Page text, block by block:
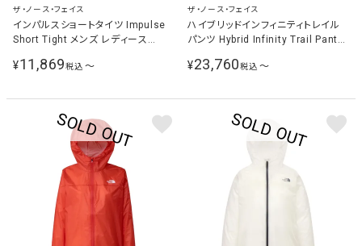
ザ・ノース・フェイス
インパルスショートタイツ Impulse
Short Tight メンズ レディース
¥11,869税込 〜
ザ・ノース・フェイス
ハイブリッドインフィニティトレイル
パンツ Hybrid Infinity Trail Pant
ロングパンツ ブラック NB12671 K
¥23,760税込 〜